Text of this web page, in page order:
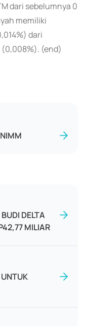
dari sebelumnya 0
memiliki
dari
(0,008%). (end)
DELTA
MILIAR